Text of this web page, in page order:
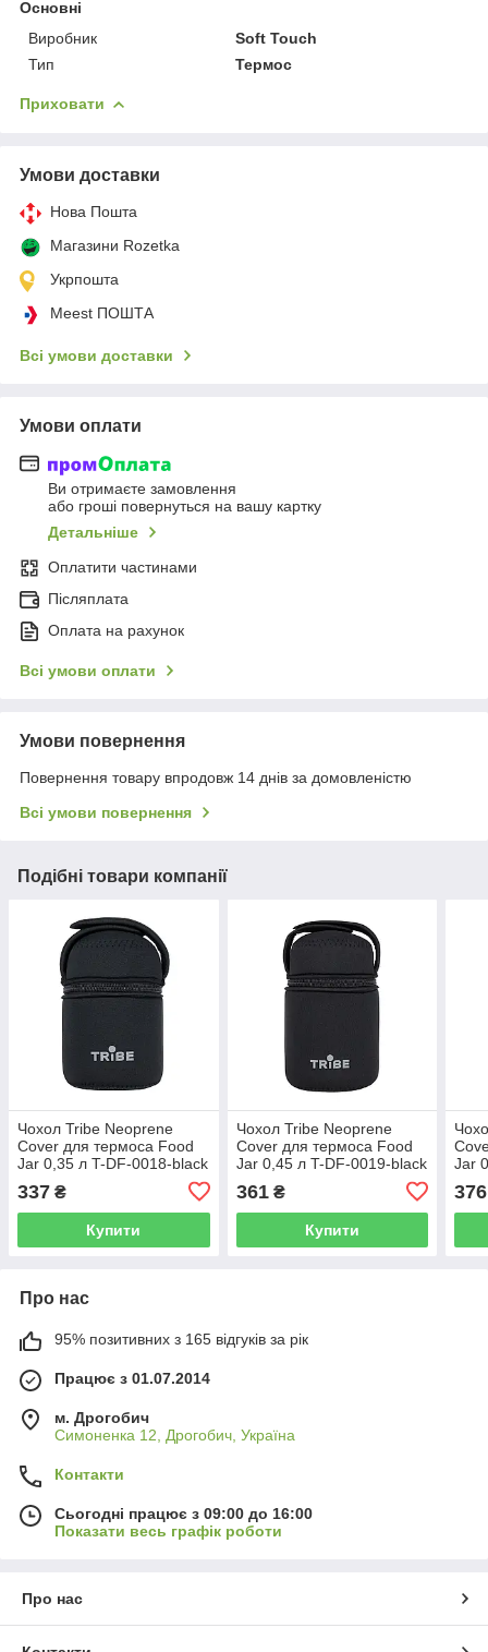
Основні
Виробник
Soft Touch
Тип
Термос
Приховати
Умови доставки
Нова Пошта
Магазини Rozetka
Укрпошта
Meest ПОШТА
Всі умови доставки
Умови оплати
Ви отримаєте замовлення
або гроші повернуться на вашу картку
Детальніше
Оплатити частинами
Післяплата
Оплата на рахунок
Всі умови оплати
Умови повернення
Повернення товару впродовж 14 днів за домовленістю
Всі умови повернення
Подібні товари компанії
Чохол Tribe Neoprene
Cover для термоса Food
Jar 0,35 л T-DF-0018-black
337 ₴
Купити
Чохол Tribe Neoprene
Cover для термоса Food
Jar 0,45 л T-DF-0019-black
361₴
Купити
Jar
376
Про нас
95% позитивних з 165 відгуків за рік
Працює з 01.07.2014
м. Дрогобич
Симоненка 12, Дрогобич, Україна
Контакти
Сьогодні працює з 09:00 до 16:00
Показати весь графік роботи
Про нас